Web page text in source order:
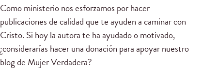
Como ministerio nos esforzamos por hacer
publicaciones de calidad que te ayuden a caminar con
Cristo. Si hoy la autora te ha ayudado o motivado,
¿considerarías hacer una donación para apoyar nuestro
blog de Mujer Verdadera?